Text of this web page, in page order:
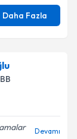
Daha Fazla
Devamı